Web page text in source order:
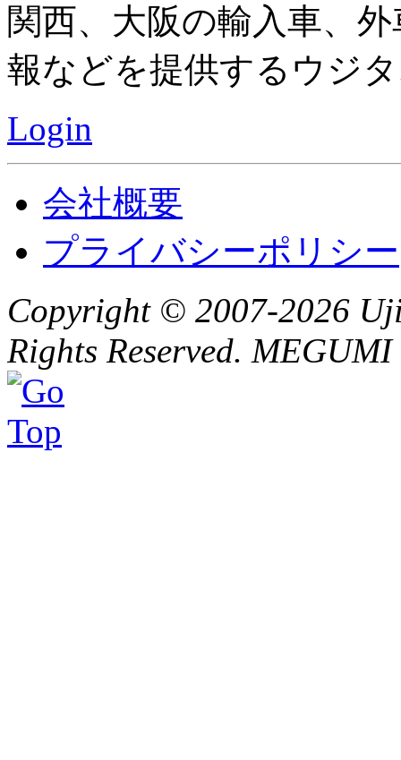
関西、大阪の輸入車、
報などを提供するウジ
Login
会社概要
プライバシーポリシー
Copyright © 2007-2026
Rights Reserved.